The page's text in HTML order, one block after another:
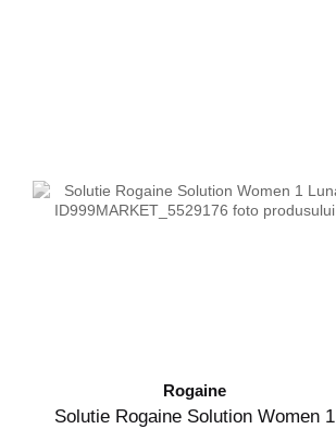
Rogaine
Solutie Rogaine Solution Women 1